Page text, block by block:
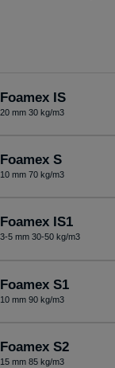
Foamex IS
20 mm 30 kg/m3
Foamex S
10 mm 70 kg/m3
Foamex IS1
3-5 mm 30-50 kg/m3
Foamex S1
10 mm 90 kg/m3
Foamex S2
15 mm 85 kg/m3